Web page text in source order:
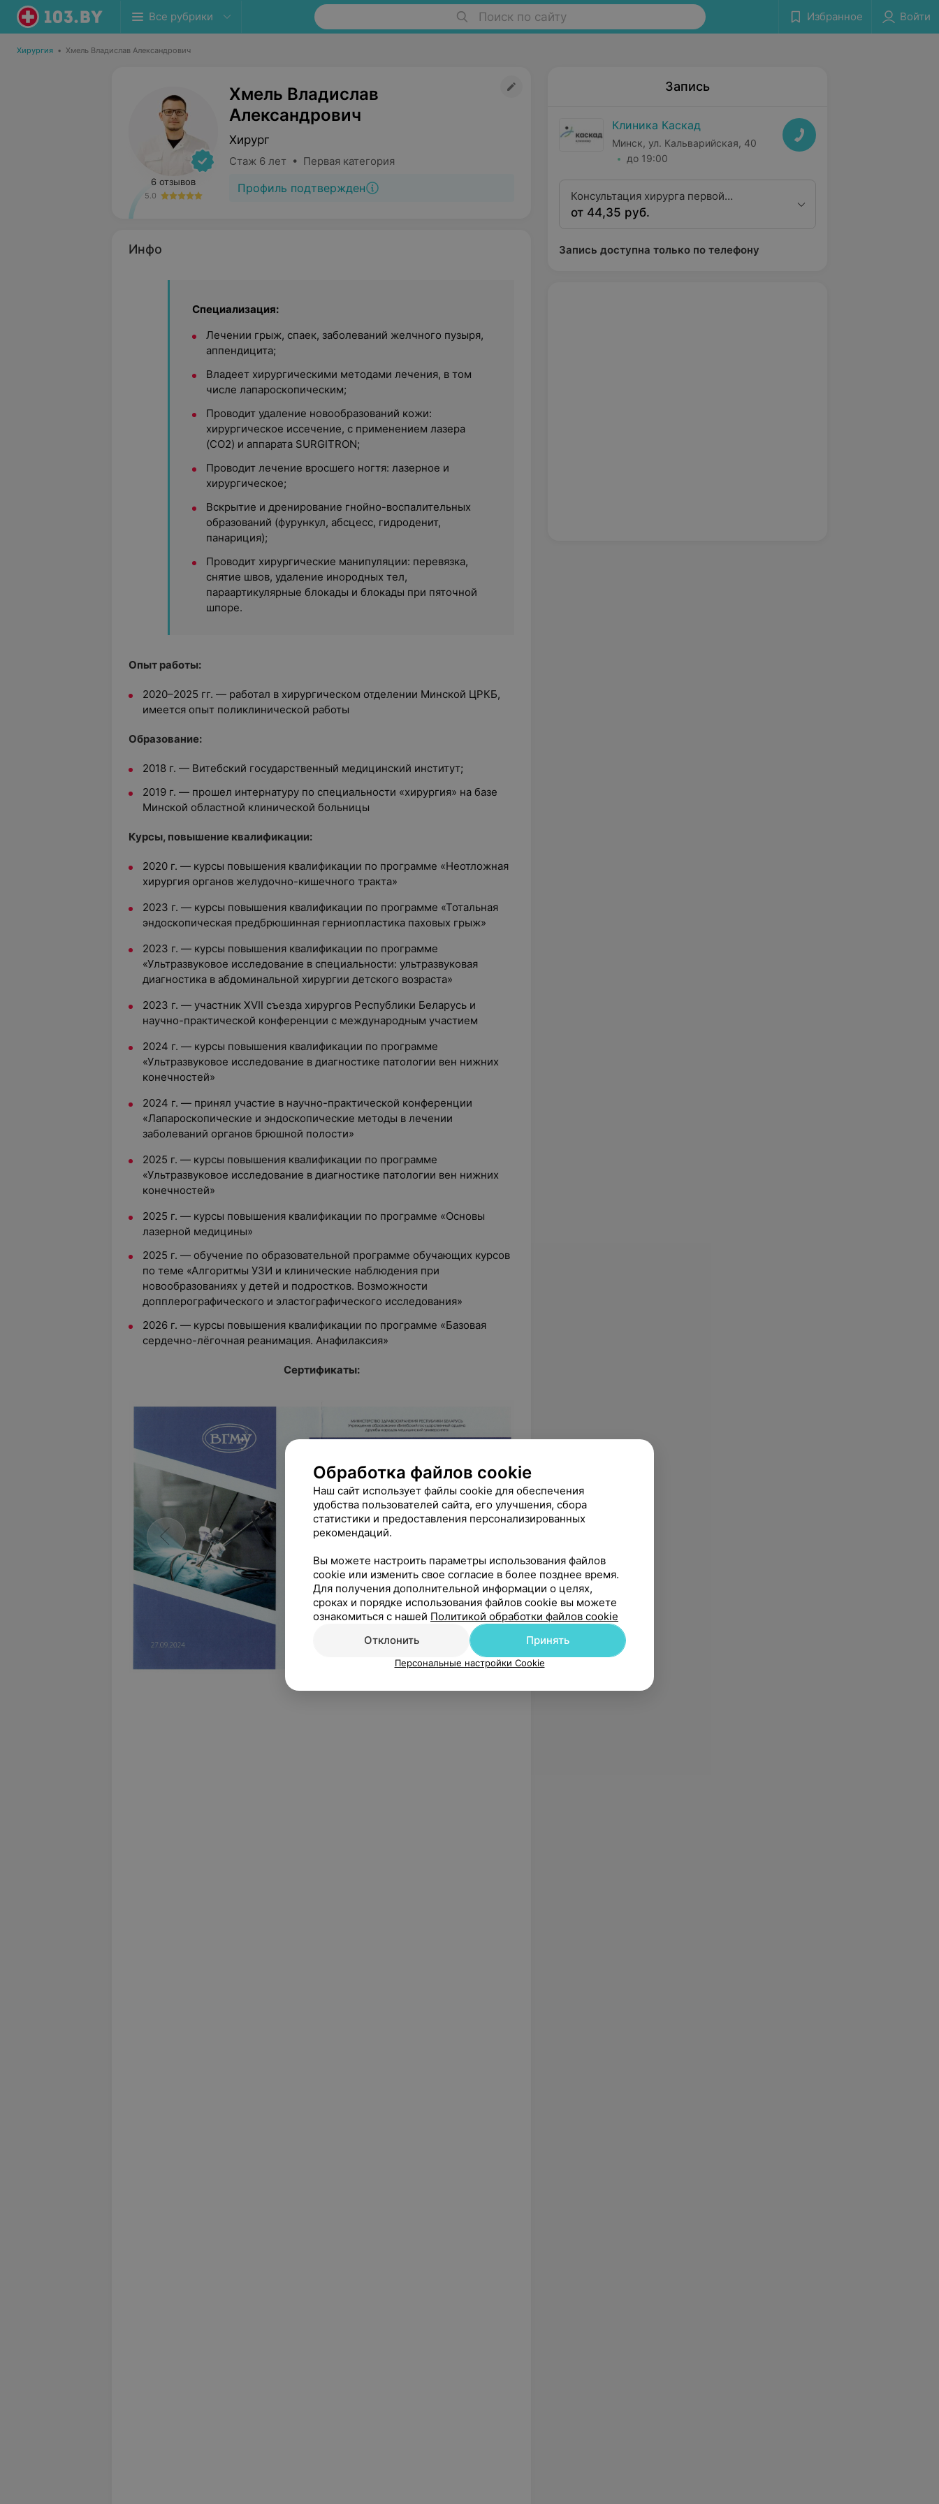
Все рубрики Поиск по сайту Избранное Войти
Хирургия • Хмель Владислав Александрович
6 отзывов
5.0
Хмель Владислав
Александрович
Хирург
Стаж 6 лет • Первая категория
Профиль подтвержден
Инфо
Специализация:
Лечении грыж, спаек, заболеваний желчного пузыря,
аппендицита;
Владеет хирургическими методами лечения, в том
числе лапароскопическим;
Проводит удаление новообразований кожи:
хирургическое иссечение, с применением лазера
(CO2) и аппарата SURGITRON;
Проводит лечение вросшего ногтя: лазерное и
хирургическое;
Вскрытие и дренирование гнойно-воспалительных
образований (фурункул, абсцесс, гидроденит,
панариция);
Проводит хирургические манипуляции: перевязка,
снятие швов, удаление инородных тел,
параартикулярные блокады и блокады при пяточной
шпоре.
Опыт работы:
2020–2025 гг. — работал в хирургическом отделении Минской ЦРКБ,
имеется опыт поликлинической работы
Образование:
2018 г. — Витебский государственный медицинский институт;
2019 г. — прошел интернатуру по специальности «хирургия» на базе
Минской областной клинической больницы
Курсы, повышение квалификации:
2020 г. — курсы повышения квалификации по программе «Неотложная
хирургия органов желудочно-кишечного тракта»
2023 г. — курсы повышения квалификации по программе «Тотальная
эндоскопическая предбрюшинная герниопластика паховых грыж»
2023 г. — курсы повышения квалификации по программе
«Ультразвуковое исследование в специальности: ультразвуковая
диагностика в абдоминальной хирургии детского возраста»
2023 г. — участник XVII съезда хирургов Республики Беларусь и
научно-практической конференции с международным участием
2024 г. — курсы повышения квалификации по программе
«Ультразвуковое исследование в диагностике патологии вен нижних
конечностей»
2024 г. — принял участие в научно-практической конференции
«Лапароскопические и эндоскопические методы в лечении
заболеваний органов брюшной полости»
2025 г. — курсы повышения квалификации по программе
«Ультразвуковое исследование в диагностике патологии вен нижних
конечностей»
2025 г. — курсы повышения квалификации по программе «Основы
лазерной медицины»
2025 г. — обучение по образовательной программе обучающих курсов
по теме «Алгоритмы УЗИ и клинические наблюдения при
новообразованиях у детей и подростков. Возможности
допплерографического и эластографического исследования»
2026 г. — курсы повышения квалификации по программе «Базовая
сердечно-лёгочная реанимация. Анафилаксия»
Сертификаты:
Запись
Клиника Каскад
Минск, ул. Кальварийская, 40
до 19:00
Консультация хирурга первой
квалификационной категории
от 44,35 руб.
Запись доступна только по телефону
Обработка файлов cookie
Наш сайт использует файлы cookie для обеспечения
удобства пользователей сайта, его улучшения, сбора
статистики и предоставления персонализированных
рекомендаций.
Вы можете настроить параметры использования файлов
cookie или изменить свое согласие в более позднее время.
Для получения дополнительной информации о целях,
сроках и порядке использования файлов cookie вы можете
ознакомиться с нашей Политикой обработки файлов cookie
Отклонить
Принять
Персональные настройки Cookie